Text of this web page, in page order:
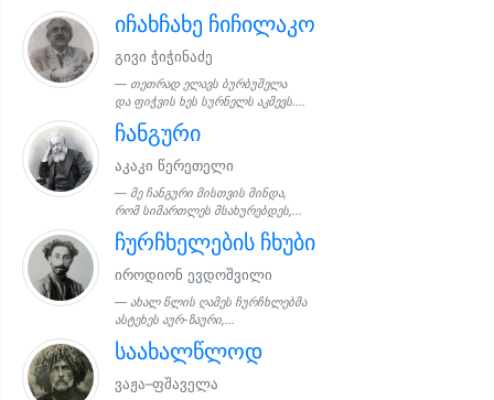
იჩახჩახე ჩიჩილაკო
გივი ჭიჭინაძე
თეთრად ელავს ბურბუშელა
და ფიჭვის ხეს სურნელს აკმევს....
ჩანგური
აკაკი წერეთელი
მე ჩანგური მისთვის მინდა,
რომ სიმართლეს მსახურებდეს,...
ჩურჩხელების ჩხუბი
იროდიონ ევდოშვილი
ახალ წლის ღამეს ჩურჩხლებმა
ასტეხეს აურ-ზაური,...
საახალწლოდ
ვაჟა–ფშაველა